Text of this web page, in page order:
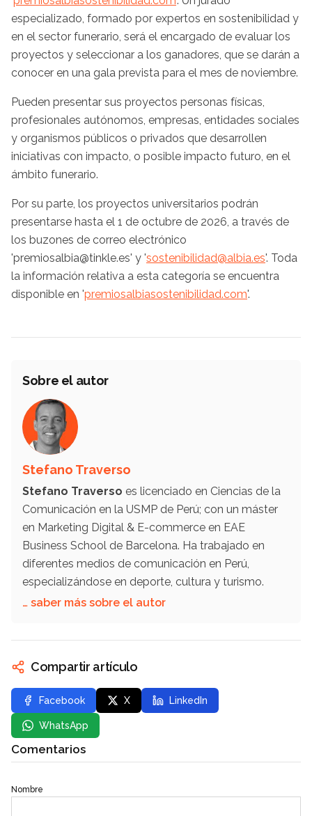
especializado, formado por expertos en sostenibilidad y
en el sector funerario, será el encargado de evaluar los
proyectos y seleccionar a los ganadores, que se darán a
conocer en una gala prevista para el mes de noviembre.
Pueden presentar sus proyectos personas físicas,
profesionales autónomos, empresas, entidades sociales
y organismos públicos o privados que desarrollen
iniciativas con impacto, o posible impacto futuro, en el
ámbito funerario.
Por su parte, los proyectos universitarios podrán
presentarse hasta el 1 de octubre de 2026, a través de
los buzones de correo electrónico
'premiosalbia@tinkle.es' y 'sostenibilidad@albia.es'. Toda
la información relativa a esta categoría se encuentra
disponible en 'premiosalbiasostenibilidad.com'.
Sobre el autor
Stefano Traverso
Stefano Traverso es licenciado en Ciencias de la
Comunicación en la USMP de Perú; con un máster
en Marketing Digital & E-commerce en EAE
Business School de Barcelona. Ha trabajado en
diferentes medios de comunicación en Perú,
especializándose en deporte, cultura y turismo.
… saber más sobre el autor
Compartir artículo
Facebook X LinkedIn
WhatsApp
Comentarios
Nombre